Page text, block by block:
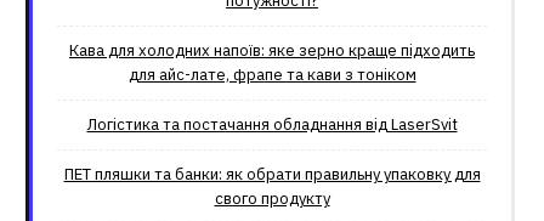
Кава для холодних напоїв: яке зерно краще підходить
для айс-лате, фрапе та кави з тоніком
Логістика та постачання обладнання від LaserSvit
ПЕТ пляшки та банки: як обрати правильну упаковку для
свого продукту